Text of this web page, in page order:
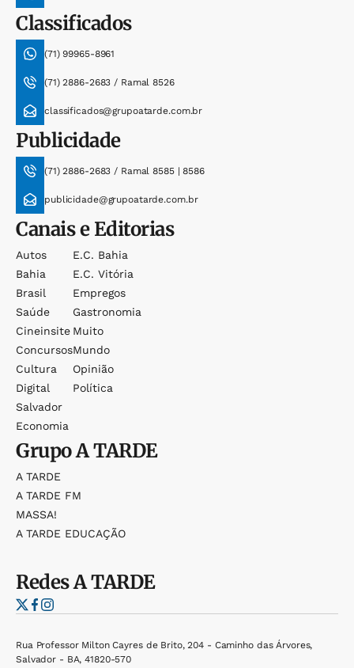
Classificados
(71) 99965-8961
(71) 2886-2683 / Ramal 8526
classificados@grupoatarde.com.br
Publicidade
(71) 2886-2683 / Ramal 8585 | 8586
publicidade@grupoatarde.com.br
Canais e Editorias
Autos
Bahia
Brasil
Saúde
Cineinsite
Concursos
Cultura
Digital
Salvador
Economia
E.c. Bahia
E.c. Vitória
Empregos
Gastronomia
Muito
Mundo
Opinião
Política
GrupoA TARDE
A TARDE
A TARDE FM
MASSA!
A TARDE EDUCAÇÃO
RedesA TARDE
Rua Professor Milton Cayres de Brito, 204 - Caminho das Árvores,
Salvador - BA, 41820-570